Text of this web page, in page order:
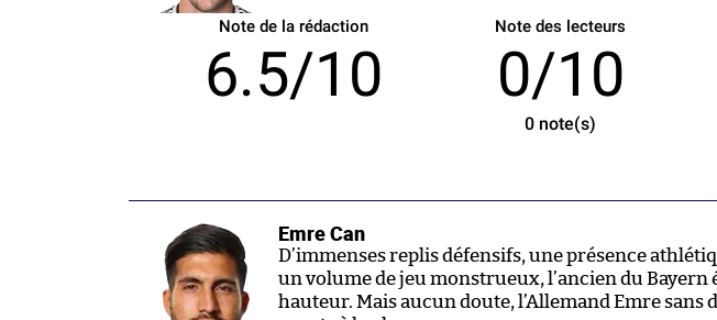
Note de la rédaction
6.5/10
Note des lecteurs
0/10
0 note(s)
Emre Can
D’immenses replis défensifs, une présence
un volume de jeu monstrueux, l’ancien du Bayern
hauteur. Mais aucun doute, l’Allemand Emre sans